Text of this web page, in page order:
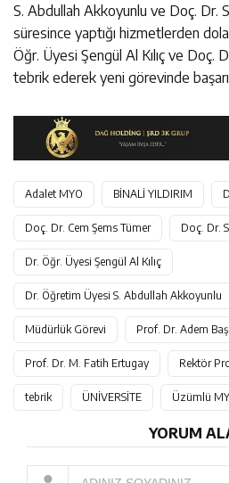
S. Abdullah Akkoyunlu ve Doç. Dr.
süresince yaptığı hizmetlerden
Öğr. Üyesi Şengül Al Kılıç ve Doç.
tebrik ederek yeni görevinde
Adalet MYO BİNALİ YILDIRIM
Doç. Dr. Cem Şems Tümer Doç. Dr.
Dr. Öğr. Üyesi Şengül Al Kılıç
Dr. Öğretim Üyesi S. Abdullah Akkoyunlu
Müdürlük Görevi Prof. Dr. Adem
Prof. Dr. M. Fatih Ertugay Rektör
tebrik ÜNİVERSİTE Üzümlü
YORUM